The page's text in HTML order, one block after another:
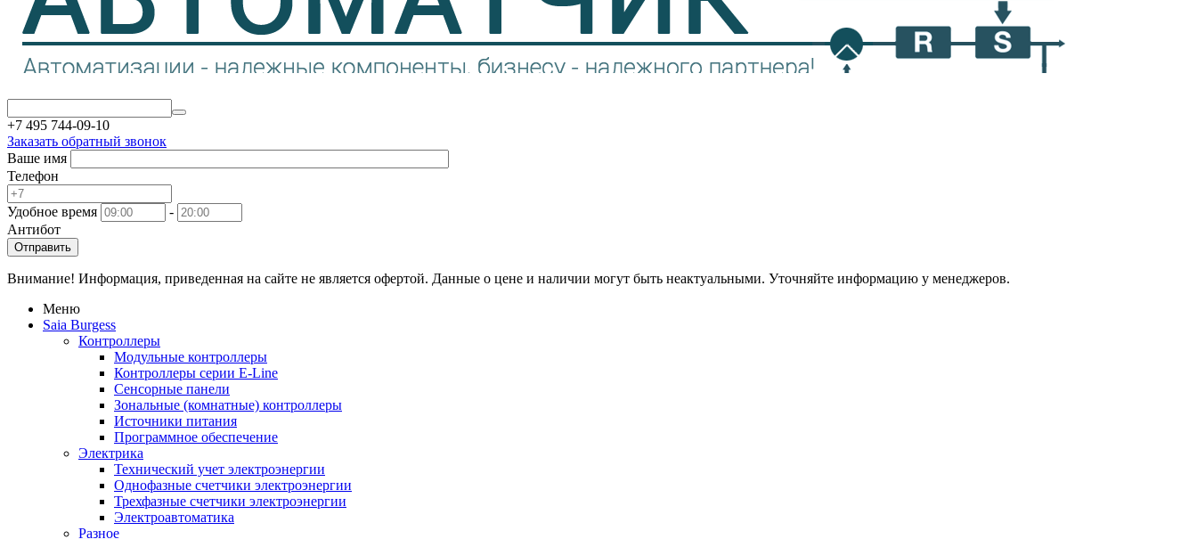
+7 495 744-09-10
Заказать обратный звонок
Ваше имя
Телефон
Удобное время
-
Антибот
Отправить
Внимание! Информация, приведенная на сайте не является офертой. Данные о цене и наличии могут быть неактуальными. Уточняйте информацию у менеджеров.
Меню
Saia Burgess
Контроллеры
Модульные контроллеры
Контроллеры серии E-Line
Сенсорные панели
Зональные (комнатные) контроллеры
Источники питания
Программное обеспечение
Электрика
Технический учет электроэнергии
Однофазные счетчики электроэнергии
Трехфазные счетчики электроэнергии
Электроавтоматика
Разное